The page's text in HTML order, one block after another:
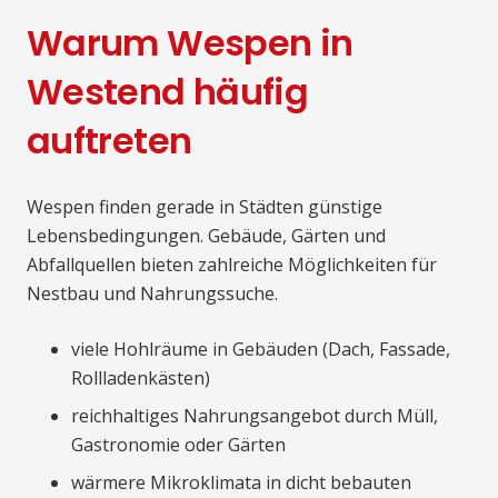
Warum Wespen in
Westend häufig
auftreten
Wespen finden gerade in Städten günstige
Lebensbedingungen. Gebäude, Gärten und
Abfallquellen bieten zahlreiche Möglichkeiten für
Nestbau und Nahrungssuche.
viele Hohlräume in Gebäuden (Dach, Fassade,
Rollladenkästen)
reichhaltiges Nahrungsangebot durch Müll,
Gastronomie oder Gärten
wärmere Mikroklimata in dicht bebauten